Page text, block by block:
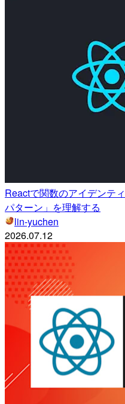
Reactで関数のアイデンテ
パターン」を理解する
lin-yuchen
2026.07.12